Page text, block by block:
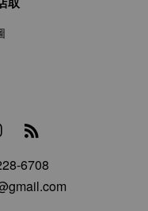
Instagram
6708